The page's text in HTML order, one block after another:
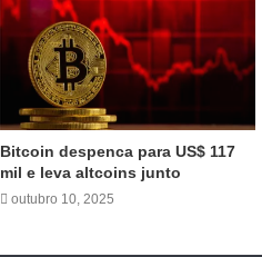
Bitcoin despenca para US$ 117
mil e leva altcoins junto
outubro 10, 2025